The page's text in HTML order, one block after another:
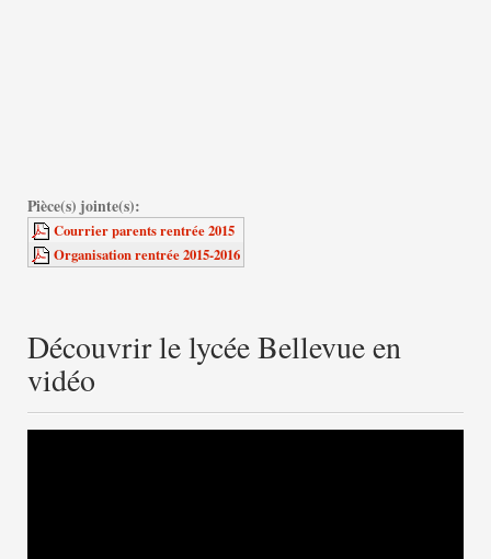
Pièce(s) jointe(s):
Courrier parents rentrée 2015
Organisation rentrée 2015-2016
Découvrir le lycée Bellevue en
vidéo